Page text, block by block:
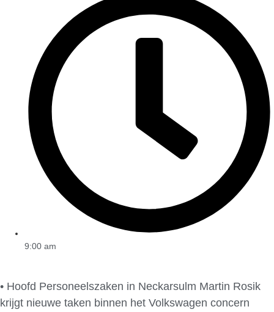
9:00 am
• Hoofd Personeelszaken in Neckarsulm Martin Rosik
krijgt nieuwe taken binnen het Volkswagen concern